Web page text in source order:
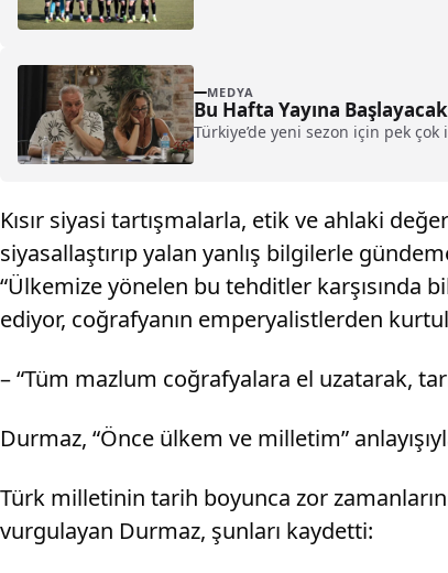
MEDYA
Bu Hafta Yayına
Türkiye’de yeni sezon için pek
Kısır siyasi tartışmalarla, etik ve ahlaki
siyasallaştırıp yalan yanlış bilgilerle
“Ülkemize yönelen bu tehditler karşısında
ediyor, coğrafyanın emperyalistlerden
– “Tüm mazlum coğrafyalara el uzatarak,
Durmaz, “Önce ülkem ve milletim”
Türk milletinin tarih boyunca zor
vurgulayan Durmaz, şunları kaydetti: